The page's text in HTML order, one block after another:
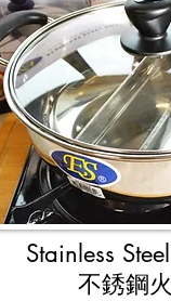
Stainless
不銹鋼